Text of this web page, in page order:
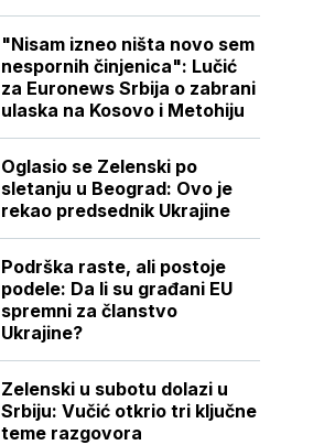
"Nisam izneo ništa novo sem
nespornih činjenica": Lučić
za Euronews Srbija o zabrani
ulaska na Kosovo i Metohiju
Oglasio se Zelenski po
sletanju u Beograd: Ovo je
rekao predsednik Ukrajine
Podrška raste, ali postoje
podele: Da li su građani EU
spremni za članstvo
Ukrajine?
Zelenski u subotu dolazi u
Srbiju: Vučić otkrio tri ključne
teme razgovora